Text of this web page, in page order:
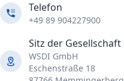
Telefon
+49 89 904227900
Sitz der Gesellschaft
WSDI GmbH
Eschenstraße 18